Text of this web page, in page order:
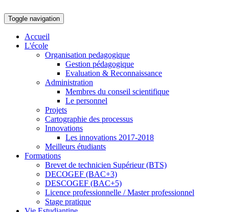
Toggle navigation
Accueil
L'école
Organisation pedagogique
Gestion pédagogique
Evaluation & Reconnaissance
Administration
Membres du conseil scientifique
Le personnel
Projets
Cartographie des processus
Innovations
Les innovations 2017-2018
Meilleurs étudiants
Formations
Brevet de technicien Supérieur (BTS)
DECOGEF (BAC+3)
DESCOGEF (BAC+5)
Licence professionnelle / Master professionnel
Stage pratique